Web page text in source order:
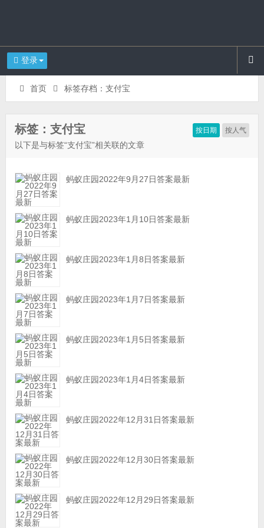
登录
首页 标签存档：支付宝
按日期 按人气
标签：支付宝
以下是与标签“支付宝”相关联的文章
蚂蚁庄园2022年9月27日答案最新
蚂蚁庄园2023年1月10日答案最新
蚂蚁庄园2023年1月8日答案最新
蚂蚁庄园2023年1月7日答案最新
蚂蚁庄园2023年1月5日答案最新
蚂蚁庄园2023年1月4日答案最新
蚂蚁庄园2022年12月31日答案最新
蚂蚁庄园2022年12月30日答案最新
蚂蚁庄园2022年12月29日答案最新